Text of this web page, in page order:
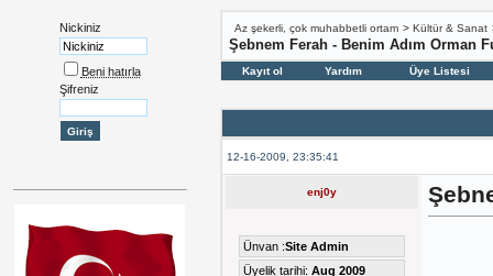
Nickiniz
Beni hatırla
Şifreniz
Az şekerli, çok muhabbetli ortam > Kültür & Sanat
Şebnem Ferah - Benim Adım Orman
Kayıt ol Yardım Üye Listesi
12-16-2009, 23:35:41
enj0y
Ünvan :Site Admin
Üyelik tarihi: Aug 2009